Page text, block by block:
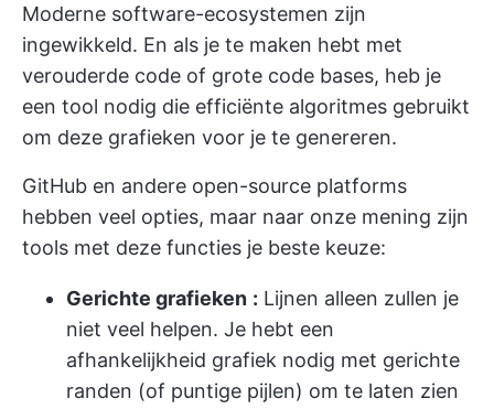
Moderne software-ecosystemen zijn
ingewikkeld. En als je te maken hebt met
verouderde code of grote code bases, heb je
een tool nodig die efficiënte algoritmes gebruikt
om deze grafieken voor je te genereren.
GitHub en andere open-source platforms
hebben veel opties, maar naar onze mening zijn
tools met deze functies je beste keuze:
Gerichte grafieken : Lijnen alleen zullen je
niet veel helpen. Je hebt een
afhankelijkheid grafiek nodig met gerichte
randen (of puntige pijlen) om te laten zien